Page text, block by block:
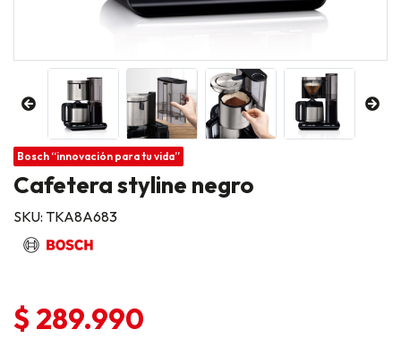
Bosch “innovación para tu vida”
Cafetera styline negro
SKU: TKA8A683
$ 289.990